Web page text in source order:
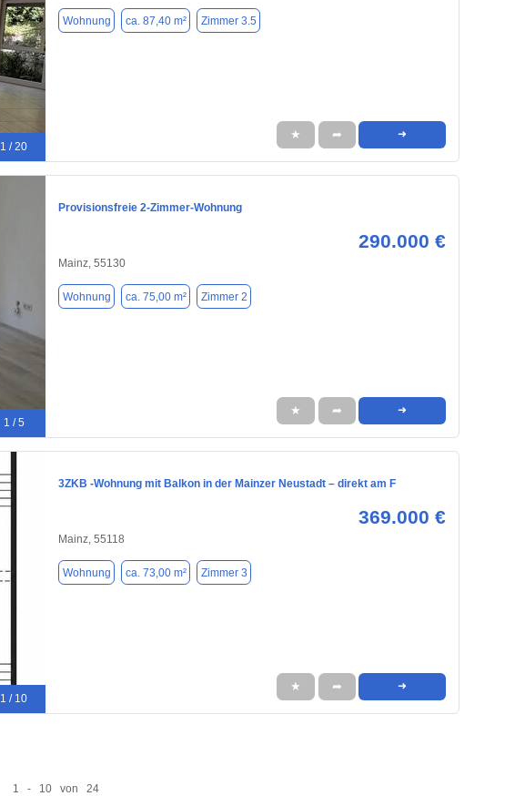
1 / 20
Wohnung ca. 87,40 m² Zimmer 3.5
★ ➦ ➜
1 / 5
Provisionsfreie 2-Zimmer-Wohnung
290.000 €
Mainz, 55130
Wohnung ca. 75,00 m² Zimmer 2
★ ➦ ➜
1 / 10
3ZKB -Wohnung mit Balkon in der Mainzer Neustadt – direkt am F
369.000 €
Mainz, 55118
Wohnung ca. 73,00 m² Zimmer 3
★ ➦ ➜
1 - 10 von 24